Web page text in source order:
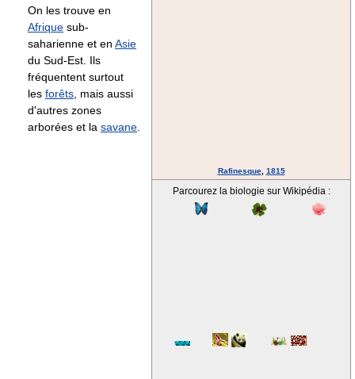
Rafinesque, 1815
Parcourez la biologie sur Wikipédia :
On les trouve en
Afrique sub-
saharienne et en Asie
du Sud-Est. Ils
fréquentent surtout
les forêts , mais aussi
d'autres zones
arborées et la savane